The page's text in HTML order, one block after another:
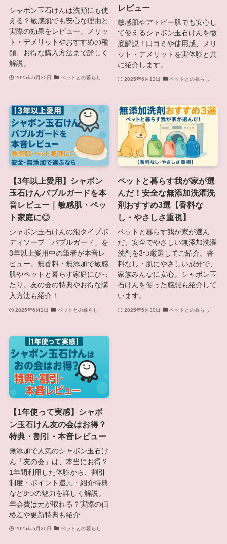
シャボン玉石けんは洗顔にも使
える？敏感肌でも安心な理由と
実際の効果をレビュー。メリッ
ト・デメリットやおすすめの種
類、お得な購入方法まで詳しく
解説。
2025年6月30日 ペットとの暮らし
レビュー
敏感肌やアトピー肌でも安心し
て使えるシャボン玉石けんを徹
底解説！口コミや使用感、メリ
ット・デメリットを実体験と共
に紹介します。
2025年6月13日 ペットとの暮らし
【3年以上愛用】シャボン
玉石けんバブルガードを本
音レビュー｜敏感肌・ペッ
ト家庭に◎
シャボン玉石けんの泡タイプボ
ディソープ「バブルガード」を
3年以上愛用中の筆者が本音レ
ビュー。無香料・無添加で敏感
肌やペットと暮らす家庭にぴっ
たり。友の会の特典やお得な購
入方法も紹介！
2025年6月2日 ペットとの暮らし
ペットと暮らす我が家が選
んだ！安全な無添加洗濯洗
剤おすすめ3選【香料な
し・やさしさ重視】
ペットと暮らす我が家が選ん
だ、安全でやさしい無添加洗濯
洗剤を3つ厳選してご紹介。香
料なし・肌にやさしい成分で、
家族みんなに安心。シャボン玉
石けんを使った感想も紹介して
います。
2025年5月30日 ペットとの暮らし
【1年使って実感】シャボ
ン玉石けん友の会はお得？
特典・割引・本音レビュー
無添加で人気のシャボン玉石け
ん「友の会」は、本当にお得？
1年間利用した体験から、割引
制度・ポイント還元・紹介特典
など8つの魅力を詳しく解説。
年会費は元が取れる？実際の価
格差や更新特典も紹介
2025年5月30日 ペットとの暮らし